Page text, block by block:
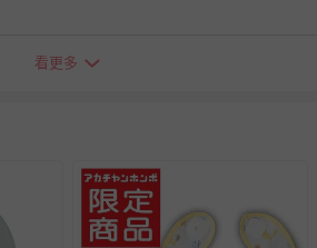
運費，將由媽咪愛負責處理，若非瑕疵
即可進行申請。若有相關退貨問題，請
ID: @mamilove
…等活動，如因部份退貨，而該訂單保
看更多